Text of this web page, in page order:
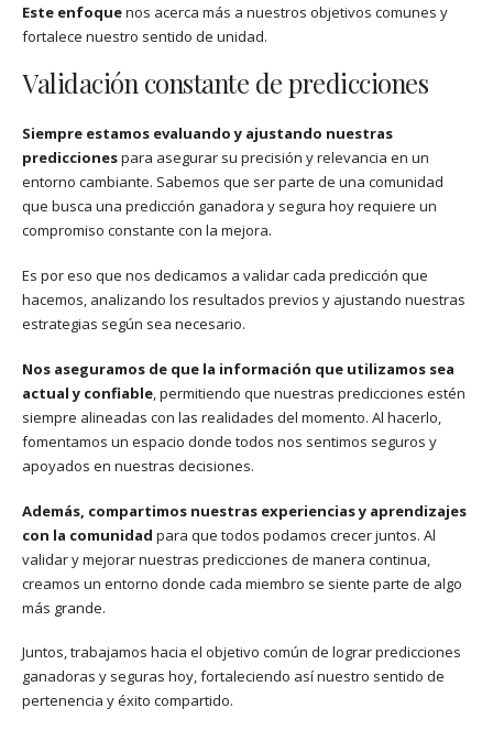
Este enfoquenos acerca más a nuestros objetivos comunes y
fortalece nuestro sentido de unidad.
Validación constante de predicciones
Siempre estamos evaluando y ajustando nuestras
prediccionespara asegurar su precisión y relevancia en un
entorno cambiante. Sabemos que ser parte de una comunidad
que busca una predicción ganadora y segura hoy requiere un
compromiso constante con la mejora.
Es por eso que nos dedicamos a validar cada predicción que
hacemos, analizando los resultados previos y ajustando nuestras
estrategias según sea necesario.
Nos aseguramos de que la información que utilizamos sea
actual y confiable, permitiendo que nuestras predicciones estén
siempre alineadas con las realidades del momento. Al hacerlo,
fomentamos un espacio donde todos nos sentimos seguros y
apoyados en nuestras decisiones.
Además, compartimos nuestras experiencias y aprendizajes
con la comunidad para que todos podamos crecer juntos. Al
validar y mejorar nuestras predicciones de manera continua,
creamos un entorno donde cada miembro se siente parte de algo
más grande.
Juntos, trabajamos hacia el objetivo común de lograr predicciones
ganadoras y seguras hoy, fortaleciendo así nuestro sentido de
pertenencia y éxito compartido.